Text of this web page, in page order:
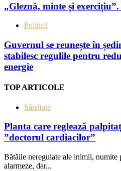
„Gleznă, minte și
Politică
Guvernul se reunește în
stabilesc regulile pentru
energie
TOP ARTICOLE
Sănătate
Planta care reglează
”doctorul cardiacilor”
Bătăile neregulate ale inimii, numite
alarmeze, dar...